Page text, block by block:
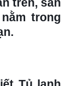
trên, sản
trong